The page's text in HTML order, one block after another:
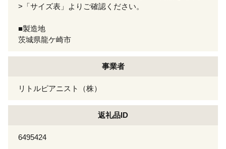
>「サイズ表」よりご確認ください。
■製造地
茨城県龍ケ崎市
事業者
リトルピアニスト（株）
返礼品ID
6495424